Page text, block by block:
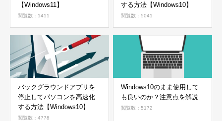
【Windows11】
閲覧数：1411
する方法【Windows10】
閲覧数：5041
バックグラウンドアプリを
停止してパソコンを高速化
する方法【Windows10】
閲覧数：4778
Windows10のまま使用して
も良いのか？注意点を解説
閲覧数：5172